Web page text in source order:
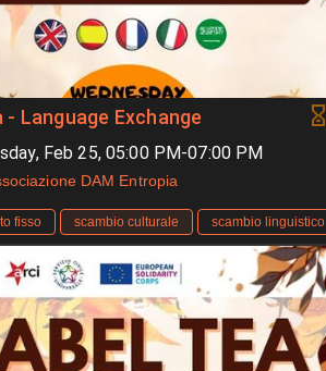
- Language Exchange
Feb 25, 05:00 PM-07:00 PM
DAM Entropia
fisso scambio culturale scambio linguistico